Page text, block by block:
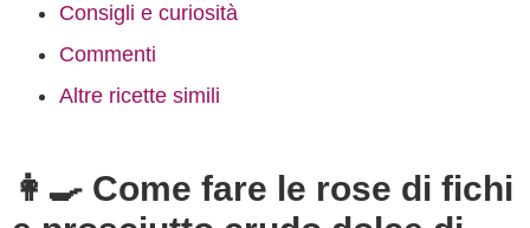
Consigli e curiosità
Commenti
Altre ricette simili
👩‍🍳 Come fare le rose di fichi